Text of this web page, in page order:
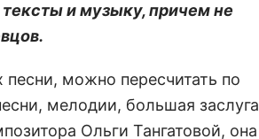
и музыку, причем не
можно пересчитать по
мелодии, большая заслуга
Ольги Тангатовой, она